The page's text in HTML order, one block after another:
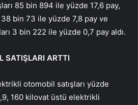
85 bin 894 ile yüzde 17,6 pay,
bin 73 ile yüzde 7,8 pay ve
3 bin 222 ile yüzde 0,7 pay aldı.
SATIŞLARI ARTTI
otomobil satışları yüzde
160 kilovat üstü elektrikli